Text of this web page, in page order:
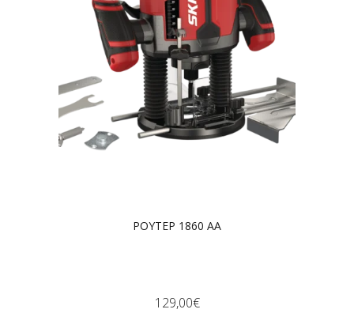
ΡΟΥΤΕΡ 1860 AA
129,00€